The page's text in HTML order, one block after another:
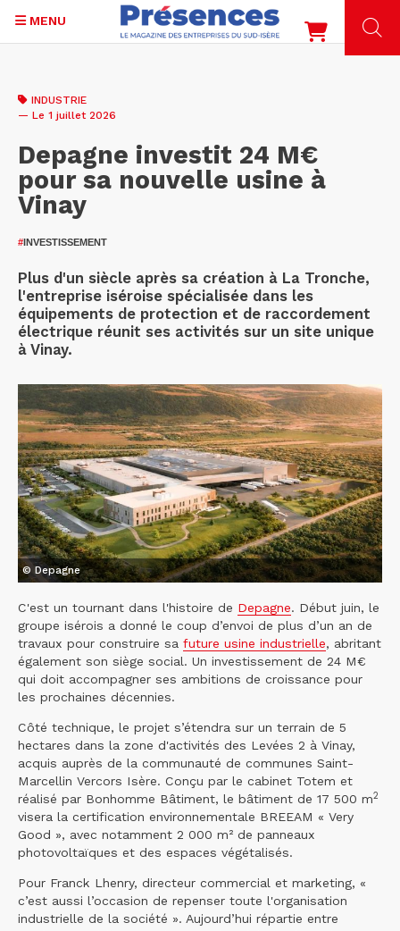
contenu
MENU
INDUSTRIE
— Le 1 juillet 2026
Depagne investit 24 M€
pour sa nouvelle usine à
Vinay
#INVESTISSEMENT
Plus d'un siècle après sa création à La Tronche,
l'entreprise iséroise spécialisée dans les
équipements de protection et de raccordement
électrique réunit ses activités sur un site unique
à Vinay.
© Depagne
C'est un tournant dans l'histoire de Depagne. Début juin, le
groupe isérois a donné le coup d’envoi de plus d’un an de
travaux pour construire sa future usine industrielle, abritant
également son siège social. Un investissement de 24 M€
qui doit accompagner ses ambitions de croissance pour
les prochaines décennies.
Côté technique, le projet s’étendra sur un terrain de 5
hectares dans la zone d'activités des Levées 2 à Vinay,
acquis auprès de la communauté de communes Saint-
Marcellin Vercors Isère. Conçu par le cabinet Totem et
réalisé par Bonhomme Bâtiment, le bâtiment de 17 500 m2
visera la certification environnementale BREEAM « Very
Good », avec notamment 2 000 m² de panneaux
photovoltaïques et des espaces végétalisés.
Pour Franck Lhenry, directeur commercial et marketing, «
c’est aussi l’occasion de repenser toute l'organisation
industrielle de la société ». Aujourd’hui répartie entre